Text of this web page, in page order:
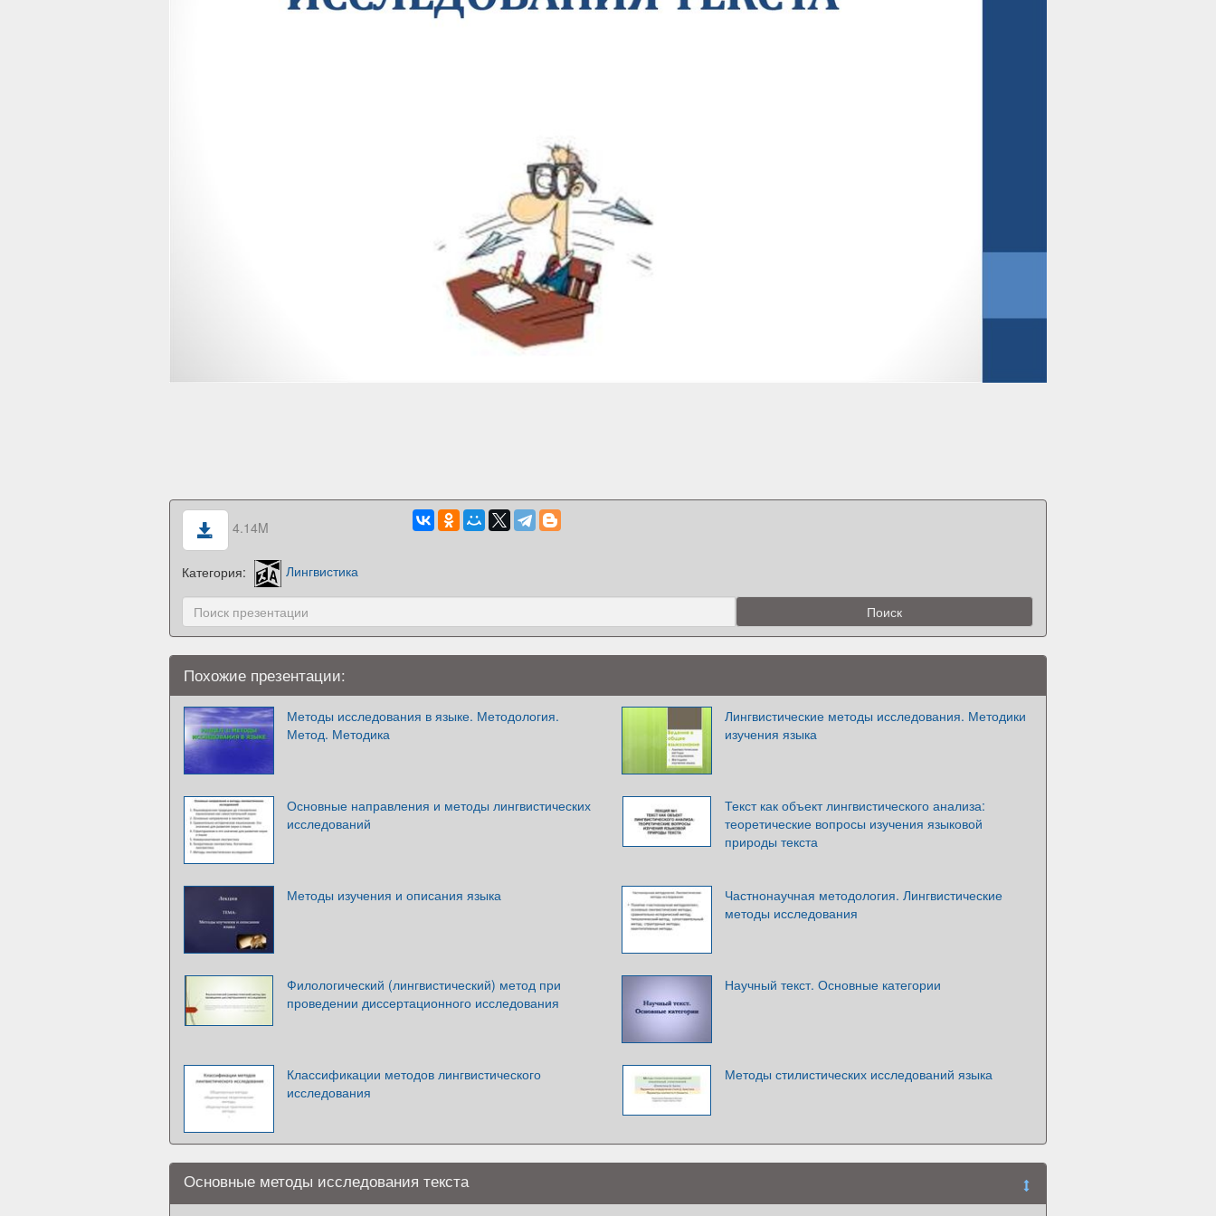
4.14M
Категория: Лингвистика
Похожие презентации:
Методы исследования в языке. Методология.
Метод. Методика
Лингвистические методы исследования. Методики
изучения языка
Основные направления и методы лингвистических
исследований
Текст как объект лингвистического анализа:
теоретические вопросы изучения языковой
природы текста
Методы изучения и описания языка
Частнонаучная методология. Лингвистические
методы исследования
Филологический (лингвистический) метод при
проведении диссертационного исследования
Научный текст. Основные категории
Классификации методов лингвистического
исследования
Методы стилистических исследований языка
Основные методы исследования текста